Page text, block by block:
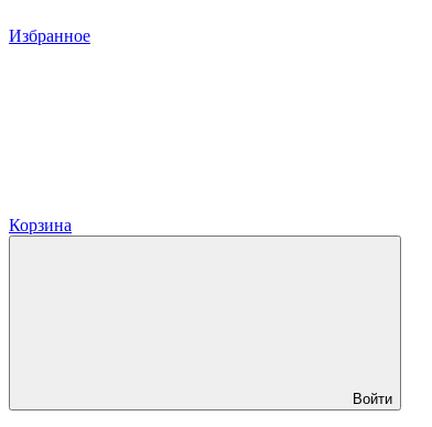
Избранное
Корзина
Войти